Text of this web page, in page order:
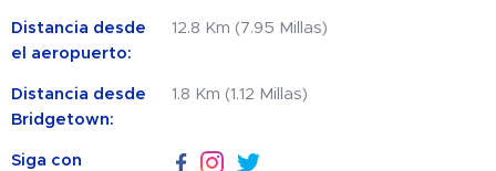
Distancia desde
el aeropuerto:
12.8 Km (7.95 Millas)
Distancia desde
Bridgetown:
1.8 Km (1.12 Millas)
Siga con